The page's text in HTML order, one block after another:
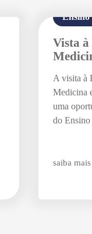
Ensino
Vista à
A visita à
Medicina
uma
do
saiba mais